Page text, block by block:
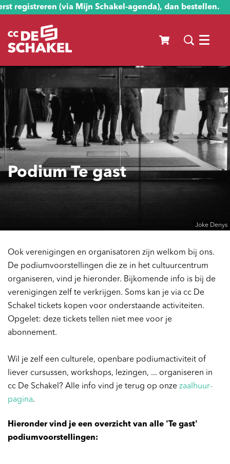
registreren (via Mijn Schakel-agenda), dan bestellen.
Menu
Joke Denys
Podium Te gast
Ook verenigingen en organisatoren zijn welkom bij ons.
De podiumvoorstellingen die ze in het cultuurcentrum
organiseren, vind je hieronder. Bijkomende info is bij de
verenigingen zelf te verkrijgen. Soms kan je via cc De
Schakel tickets kopen voor onderstaande activiteiten.
Opgelet: deze tickets tellen niet mee voor je
abonnement.
Wil je zelf een culturele, openbare podiumactiviteit of
liever cursussen, workshops, lezingen, ... organiseren in
cc De Schakel? Alle info vind je terug op onze zaalhuur-
pagina.
Hieronder vind je een overzicht van alle 'Te gast'
podiumvoorstellingen: